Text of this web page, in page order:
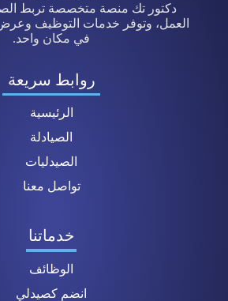
دكتور تك منصة متخصصة تربط
العمل، وتوفر خدمات التوظيف وعرض
في مكان واحد.
روابط سريعة
الرئيسية
الصيادلة
الصيدليات
تواصل معنا
خدماتنا
الوظائف
انضم كصيدلي